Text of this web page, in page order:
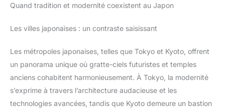
Quand tradition et modernité coexistent au Japon
Les villes japonaises : un contraste saisissant
Les métropoles japonaises, telles que Tokyo et Kyoto, offrent
un panorama unique où gratte-ciels futuristes et temples
anciens cohabitent harmonieusement. À Tokyo, la modernité
s’exprime à travers l’architecture audacieuse et les
technologies avancées, tandis que Kyoto demeure un bastion